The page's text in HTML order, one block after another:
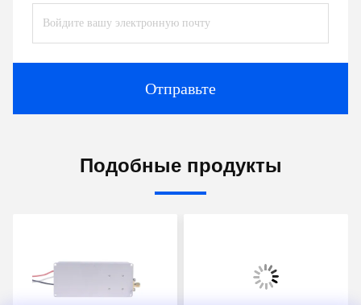
Отправьте
Подобные продукты